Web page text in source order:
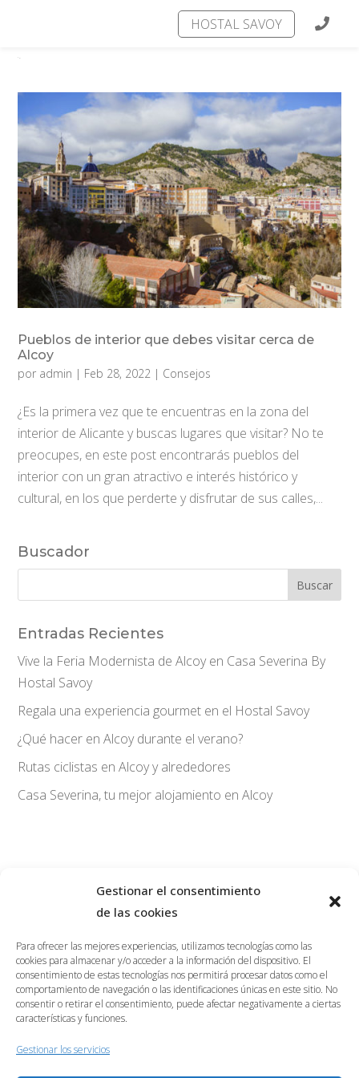
Gestionar el consentimiento
de las cookies
Para ofrecer las mejores experiencias, utilizamos tecnologías como las
cookies para almacenar y/o acceder a la información del dispositivo. El
consentimiento de estas tecnologías nos permitirá procesar datos como el
comportamiento de navegación o las identificaciones únicas en este sitio. No
consentir o retirar el consentimiento, puede afectar negativamente a ciertas
características y funciones.
Gestionar los servicios
HOSTAL SAVOY
Pueblos de interior que debes visitar cerca de
Alcoy
por admin | Feb 28, 2022 | Consejos
¿Es la primera vez que te encuentras en la zona del
interior de Alicante y buscas lugares que visitar? No te
preocupes, en este post encontrarás pueblos del
interior con un gran atractivo e interés histórico y
cultural, en los que perderte y disfrutar de sus calles,...
Buscador
Entradas Recientes
Vive la Feria Modernista de Alcoy en Casa Severina By
Hostal Savoy
Regala una experiencia gourmet en el Hostal Savoy
¿Qué hacer en Alcoy durante el verano?
Rutas ciclistas en Alcoy y alrededores
Casa Severina, tu mejor alojamiento en Alcoy
656323488
BLOG
RESERVAR